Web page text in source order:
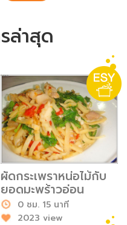
ล่าสุด
ผัดกระเพราหน่อไม้กับ
ยอดมะพร้าวอ่อน
0 ชม. 15 นาที
2023 view